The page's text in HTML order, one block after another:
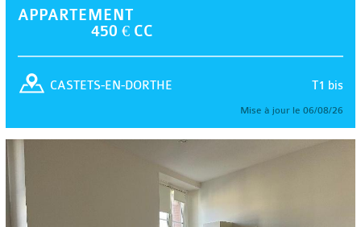
APPARTEMENT
450 € CC
T1 bis
CASTETS-EN-DORTHE
Mise à jour le 06/08/26